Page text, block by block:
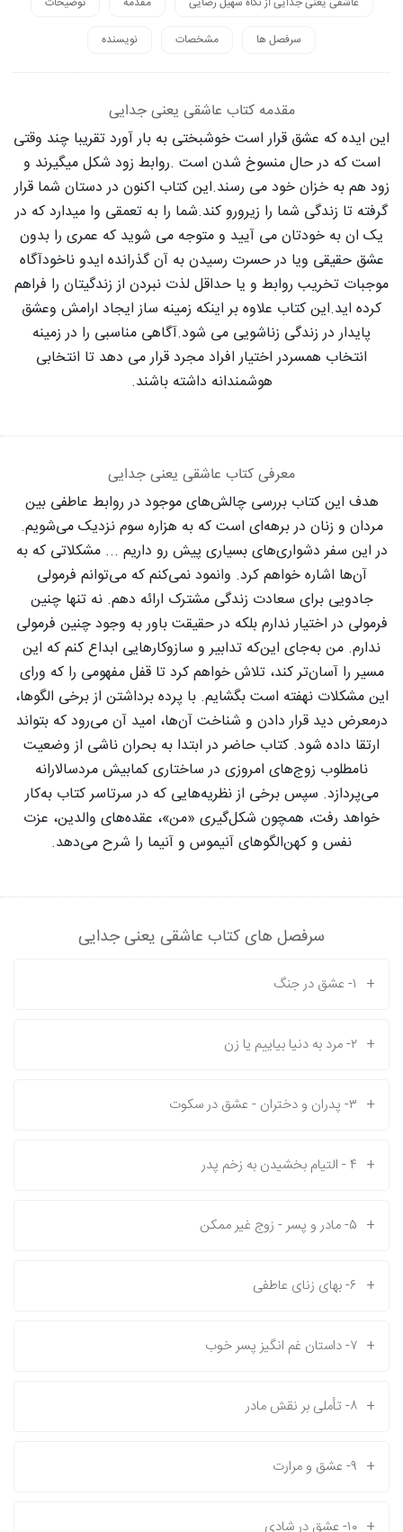
سرفصل ها مشخصات نویسنده
مقدمه کتاب عاشقی یعنی جدایی
این ایده که عشق قرار است خوشبختی به بار آورد تقریبا چند وقتی
است که در حال منسوخ شدن است .روابط زود شکل میگیرند و
زود هم به خزان خود می رسند.این کتاب اکنون در دستان شما قرار
گرفته تا زندگی شما را زیرورو کند.شما را به تعمقی وا میدارد که در
یک ان به خودتان می آیید و متوجه می شوید که عمری را بدون
عشق حقیقی ویا در حسرت رسیدن به آن گذرانده ایدو ناخودآگاه
موجبات تخریب روابط و یا حداقل لذت نبردن از زندگیتان را فراهم
کرده اید.این کتاب علاوه بر اینکه زمینه ساز ایجاد ارامش وعشق
پایدار در زندگی زناشویی می شود.آگاهی مناسبی را در زمینه
انتخاب همسردر اختیار افراد مجرد قرار می دهد تا انتخابی
هوشمندانه داشته باشند.
معرفی کتاب عاشقی یعنی جدایی
هدف این کتاب بررسی چالش‌های موجود در روابط عاطفی بین
مردان و زنان در برهه‌ای است که به هزاره سوم نزدیک می‌شویم.
در این سفر دشواری‌های بسیاری پیش رو داریم ... مشکلاتی که به
آن‌ها اشاره خواهم کرد. وانمود نمی‌کنم که می‌توانم فرمولی
جادویی برای سعادت زندگی مشترک ارائه دهم. نه تنها چنین
فرمولی در اختیار ندارم بلکه در حقیقت باور به وجود چنین فرمولی
ندارم. من به‌جای این‌که تدابیر و سازوکارهایی ابداع کنم که این
مسیر را آسان‌تر کند، تلاش خواهم کرد تا قفل مفهومی را که ورای
این مشکلات نهفته است بگشایم. با پرده برداشتن از برخی الگوها،
درمعرض دید قرار دادن و شناخت آن‌ها، امید آن می‌رود که بتواند
ارتقا داده شود. کتاب حاضر در ابتدا به بحران ناشی از وضعیت
نامطلوب زوج‌های امروزی در ساختاری کمابیش مردسالارانه
می‌پردازد. سپس برخی از نظریه‌هایی که در سرتاسر کتاب به‌کار
خواهد رفت، همچون شکل‌گیری «من»، عقده‌های والدین، عزت
نفس و کهن‌الگوهای آنیموس و آنیما را شرح می‌دهد.
سرفصل های کتاب عاشقی یعنی جدایی
+ ۱- عشق در جنگ
+ ۲- مرد به دنیا بیاییم یا زن
+ ۳- پدران و دختران - عشق در سکوت
+ ۴ - التیام بخشیدن به زخم پدر
+ ۵- مادر و پسر - زوج غیر ممکن
+ ۶- بهای زنای عاطفی
+ ۷- داستان غم انگیز پسر خوب
+ ۸- تأملی بر نقش مادر
+ ۹- عشق و مرارت
+ ۱۰- عشق در شادی